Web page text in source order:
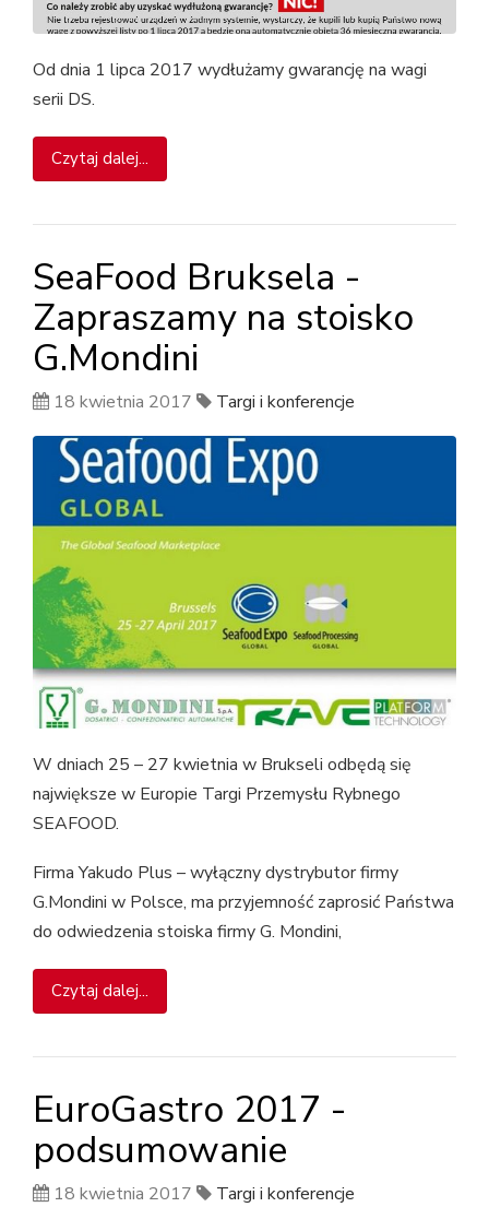
Od dnia 1 lipca 2017 wydłużamy gwarancję na wagi
serii DS.
Czytaj dalej...
SeaFood Bruksela -
Zapraszamy na stoisko
G.Mondini
18 kwietnia 2017 Targi i konferencje
W dniach 25 – 27 kwietnia w Brukseli odbędą się
największe w Europie Targi Przemysłu Rybnego
SEAFOOD.
Firma Yakudo Plus – wyłączny dystrybutor firmy
G.Mondini w Polsce, ma przyjemność zaprosić Państwa
do odwiedzenia stoiska firmy G. Mondini,
Czytaj dalej...
EuroGastro 2017 -
podsumowanie
18 kwietnia 2017 Targi i konferencje